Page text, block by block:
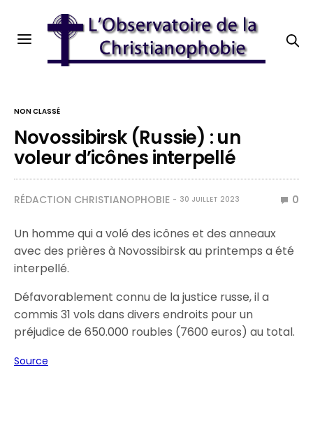
NON CLASSÉ
Novossibirsk (Russie) : un
voleur d’icônes interpellé
RÉDACTION CHRISTIANOPHOBIE 30 JUILLET 2023 0
Un homme qui a volé des icônes et des anneaux
avec des prières à Novossibirsk au printemps a été
interpellé.
Défavorablement connu de la justice russe, il a
commis 31 vols dans divers endroits pour un
préjudice de 650.000 roubles (7600 euros) au total.
Source